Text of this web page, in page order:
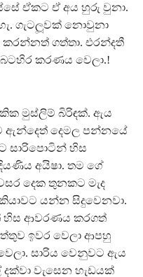
ඒකට ඒ අය හුරු වුනා.
ගැටලූවක් නොවුනා
ගත්තා. එරන්දතී
කරණය වෙලා.!
මුස්ලිම් බිරිඳක්. ඇය
ඇන්දෙත් දෙමල පන්නයේ
සාරිපොටින් හිස
අයිෂා. තම ගේ
දෙක තුනකට මැද
යන්න සිදුවෙනවා.
ආවරණය කරගත්
ඉවර වෙලා ආපහු
සාරිය වෙනුවට ඇය
වැසෙන හැඩයක්